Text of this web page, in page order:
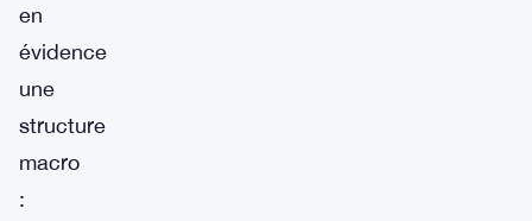
en
évidence
une
structure
macro
: